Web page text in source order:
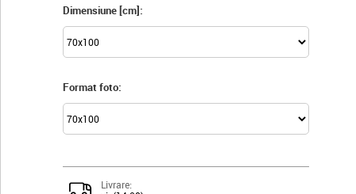
Dimensiune [cm]:
Format foto:
Livrare: